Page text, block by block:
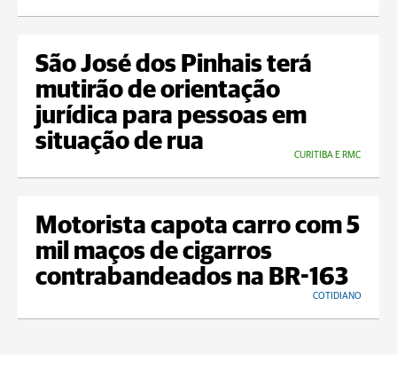
São José dos Pinhais terá
mutirão de orientação
jurídica para pessoas em
situação de rua
CURITIBA E RMC
Motorista capota carro com 5
mil maços de cigarros
contrabandeados na BR-163
COTIDIANO